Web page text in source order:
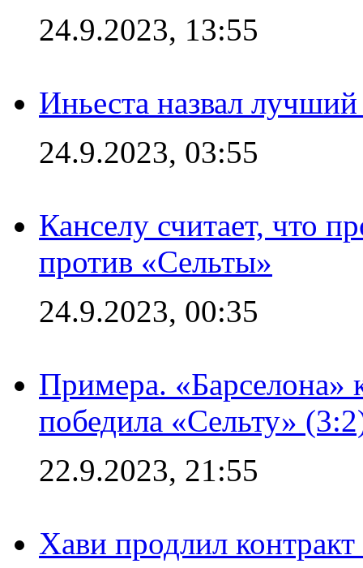
24.9.2023, 13:55
Иньеста назвал
24.9.2023, 03:55
Канселу считает, что
против «Сельты»
24.9.2023, 00:35
Примера. «Барселона»
победила «Сельту»
22.9.2023, 21:55
Хави продлил